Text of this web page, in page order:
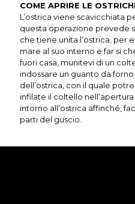
COME APRIRE LE
L’ostrica viene scavicchiata
questa operazione prevede
che tiene unita l’ostrica, per
mare al suo interno e far si
fuori casa, munitevi di un
indossare un guanto da
dell’ostrica, con il quale
infilate il coltello
intorno all’ostrica affinché,
parti del guscio.